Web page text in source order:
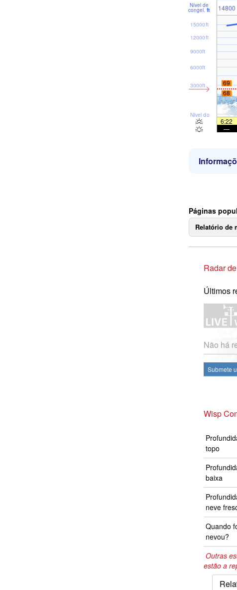
Nível de
congel. ft 14800
Nível do mar
3000ft
6000ft
9000ft
12000ft
15000ft
69
68
6:22
—
Páginas
Relatório de
Radar
Últimos
Não há
Submete
Wisp
topo
baixa
neve
Quando
nevou?
Outras
estão a